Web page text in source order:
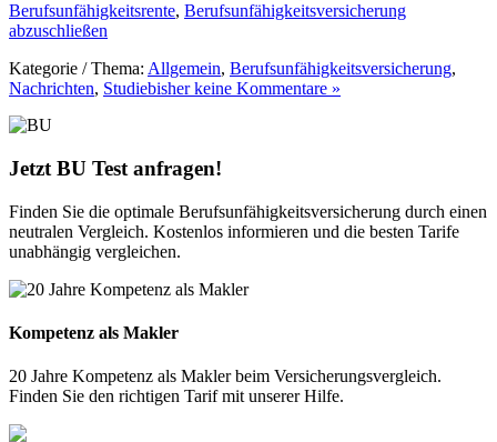
Berufsunfähigkeitsrente, Berufsunfähigkeitsversicherung
abzuschließen
Kategorie / Thema: Allgemein, Berufsunfähigkeitsversicherung,
Nachrichten, Studiebisher keine Kommentare »
Jetzt BU Test anfragen!
Finden Sie die optimale Berufsunfähigkeitsversicherung durch einen
neutralen Vergleich. Kostenlos informieren und die besten Tarife
unabhängig vergleichen.
Kompetenz als Makler
20 Jahre Kompetenz als Makler beim Versicherungsvergleich.
Finden Sie den richtigen Tarif mit unserer Hilfe.